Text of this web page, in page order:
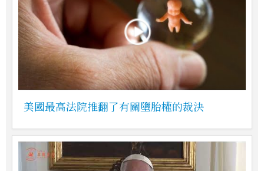
美國最高法院推翻了有關墮胎權的裁決